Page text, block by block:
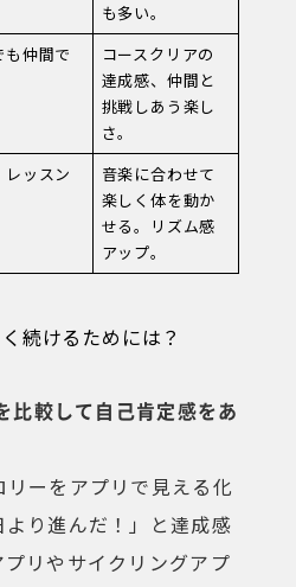
も多い。
も仲間で
コースクリアの
達成感、仲間と
挑戦しあう楽し
さ。
レッスン
音楽に合わせて
楽しく体を動か
せる。リズム感
アップ。
続けるためには？
比較して自己肯定感をあ
ーをアプリで見える化
り進んだ！」と達成感
リやサイクリングアプ